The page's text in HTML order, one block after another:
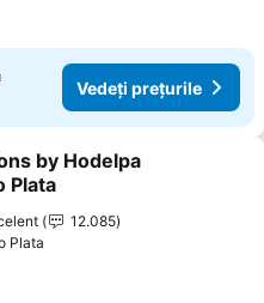
Vedeți prețurile
la favorite
by Hodelpa
Plata
prețurile12.085
Plata